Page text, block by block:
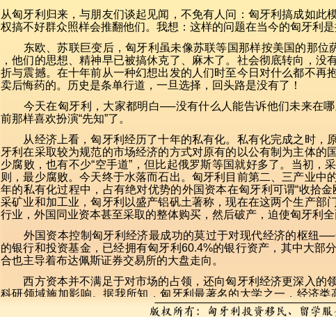
从匈牙利归来，与朋友们谈起见闻，不免有人问：匈牙利搞成如此
权搞不好群众照样会推翻他们。我想：这样的问题在当今的匈牙利是
东欧、苏联巨变后，匈牙利虽未像苏联等国那样按美国的那位
，他们的思想、精神早已被搞休克了、麻木了。社会彻底转向，
折与震撼。在十年前从一种幻想出发的人们时至今日对什么都不再
卖后悔药的。历史是条单行道，一旦选择，回头路是没有了！
今天在匈牙利，大家都明白──没有什么人能告诉他们未来在哪
前那样喜欢扮演“先知”了。
从经济上看，匈牙利经历了十年的私有化。私有化完成之时，
牙利在采取较为规范的市场经济的方式对原有的以公有制为主体的
少腐败，也有不少“空手道”，但比起俄罗斯等国就好多了。当初
则，最少腐败。今天终于水落而石出。匈牙利目前第二、三产业中
年的私有化过程中，占有绝对优势的外国资本在匈牙利可谓“收拾
采矿业和加工业，匈牙利以盛产铝矾土著称，现在在这两个生产部
行业，外国同业资本甚至采取的整体购买，然后破产，迫使匈牙利
外国资本控制匈牙利经济最成功的莫过于对现代经济的枢纽──
的银行和投资基金，已经拥有匈牙利60.4%的银行资产，其中大部
合也主导着布达佩斯证券交易所的大盘走向。
西方资本并不满足于对市场的占领，还向匈牙利经济更深入的
科研领域施加影响。据我所知，匈牙利最著名的大学之一，经济
大学）的市场营销专业正在研究一个课题──如何使习惯于天然果汁